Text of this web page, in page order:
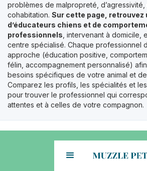
problèmes de malpropreté,
cohabitation. Sur cette page, retrouvez
d’éducateurs chiens et de
professionnels , intervenant à domicile,
centre spécialisé. Chaque professionnel
approche (éducation positive,
félin, accompagnement personnalisé)
besoins spécifiques de votre animal et
Comparez les profils, les spécialités et
pour trouver le professionnel qui
attentes et à celles de votre compagnon.